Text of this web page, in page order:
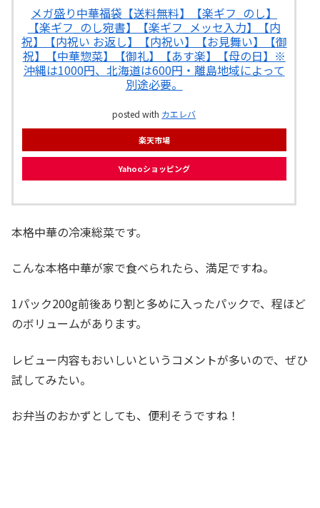
メガ盛り中華福袋【送料無料】【楽ギフ_のし】
【楽ギフ_のし宛書】【楽ギフ_メッセ入力】【内
祝】【内祝い お返し】【内祝い】【お見舞い】【御
祝】【中華惣菜】【御礼】【あす楽】【母の日】※
沖縄は1000円、北海道は600円・離島地域によって
別途必要。
posted with カエレバ
楽天市場
Yahooショッピング
本格中華の冷凍総菜です。
こんな本格中華が家で食べられたら、満足ですね。
1パック200g前後あり割と多めに入ったパックで、程ほど
のボリュームがあります。
レビュー内容もおいしいというコメントが多いので、ぜひ
試してみたい。
お弁当のおかずとしても、便利そうですね！